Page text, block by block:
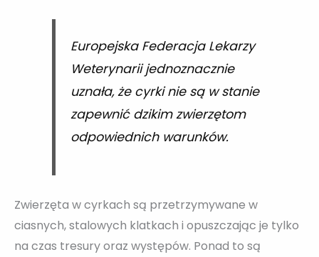
Europejska Federacja Lekarzy
Weterynarii jednoznacznie
uznała, że cyrki nie są w stanie
zapewnić dzikim zwierzętom
odpowiednich warunków.
Zwierzęta w cyrkach są przetrzymywane w
ciasnych, stalowych klatkach i opuszczając je tylko
na czas tresury oraz występów. Ponad to są